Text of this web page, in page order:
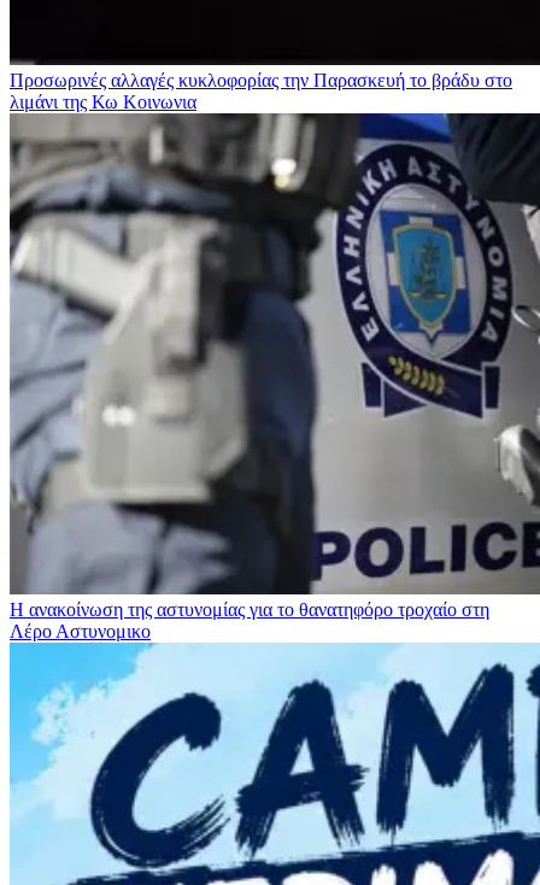
Προσωρινές αλλαγές κυκλοφορίας την Παρασκευή το βράδυ στο
λιμάνι της Κω Κοινωνια
Η ανακοίνωση της αστυνομίας για το θανατηφόρο τροχαίο στη
Λέρο Αστυνομικο